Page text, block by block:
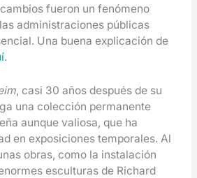
fueron un fenómeno
administraciones públicas
Una buena explicación de
.
, casi 30 años después de su
una colección permanente
aunque valiosa, que ha
en exposiciones temporales. Al
obras, como la instalación
esculturas de Richard